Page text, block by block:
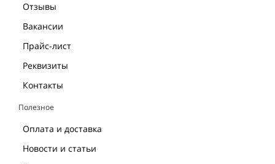
Отзывы
Вакансии
Прайс-лист
Реквизиты
Контакты
Полезное
Оплата и доставка
Новости и статьи